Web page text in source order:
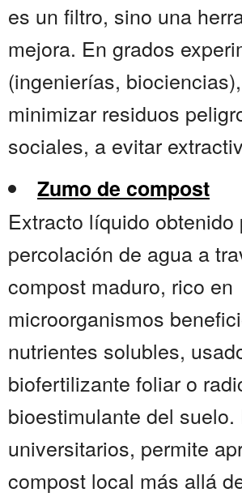
es un filtro, sino una
mejora. En grados
(ingenierías,
minimizar residuos
sociales, a evitar
Zumo de compost
Extracto líquido obtenido
percolación de agua a
compost maduro, rico en
microorganismos
nutrientes solubles,
biofertilizante foliar o
bioestimulante del suelo.
universitarios, permite
compost local más allá